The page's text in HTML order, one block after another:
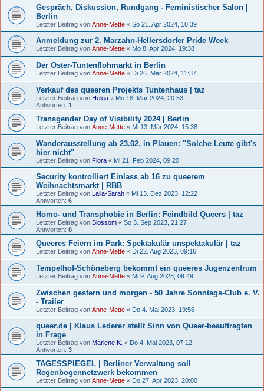
Gespräch, Diskussion, Rundgang - Feministischer Salon |
Berlin
Letzter Beitrag von Anne-Mette « So 21. Apr 2024, 10:39
Anmeldung zur 2. Marzahn-Hellersdorfer Pride Week
Letzter Beitrag von Anne-Mette « Mo 8. Apr 2024, 19:38
Der Oster-Tuntenflohmarkt in Berlin
Letzter Beitrag von Anne-Mette « Di 26. Mär 2024, 11:37
Verkauf des queeren Projekts Tuntenhaus | taz
Letzter Beitrag von Helga « Mo 18. Mär 2024, 20:53
Antworten: 1
Transgender Day of Visibility 2024 | Berlin
Letzter Beitrag von Anne-Mette « Mi 13. Mär 2024, 15:38
Wanderausstellung ab 23.02. in Plauen: "Solche Leute gibt's
hier nicht"
Letzter Beitrag von Flora « Mi 21. Feb 2024, 09:20
Security kontrolliert Einlass ab 16 zu queerem
Weihnachtsmarkt | RBB
Letzter Beitrag von Laila-Sarah « Mi 13. Dez 2023, 12:22
Antworten: 6
Homo- und Transphobie in Berlin: Feindbild Queers | taz
Letzter Beitrag von Blossom « So 3. Sep 2023, 21:27
Antworten: 8
Queeres Feiern im Park: Spektakulär unspektakulär | taz
Letzter Beitrag von Anne-Mette « Di 22. Aug 2023, 09:16
Tempelhof-Schöneberg bekommt ein queeres Jugenzentrum
Letzter Beitrag von Anne-Mette « Mi 9. Aug 2023, 09:49
Zwischen gestern und morgen - 50 Jahre Sonntags-Club e. V.
- Trailer
Letzter Beitrag von Anne-Mette « Do 4. Mai 2023, 19:56
queer.de | Klaus Lederer stellt Sinn von Queer-­beauftragten
in Frage
Letzter Beitrag von Marlene K. « Do 4. Mai 2023, 07:12
Antworten: 3
TAGESSPIEGEL | Berliner Verwaltung soll
Regenbogennetzwerk bekommen
Letzter Beitrag von Anne-Mette « Do 27. Apr 2023, 20:00